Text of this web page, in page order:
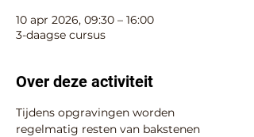
10 apr 2026, 09:30 – 16:00
3-daagse cursus
Over deze activiteit
Tijdens opgravingen worden
regelmatig resten van bakstenen